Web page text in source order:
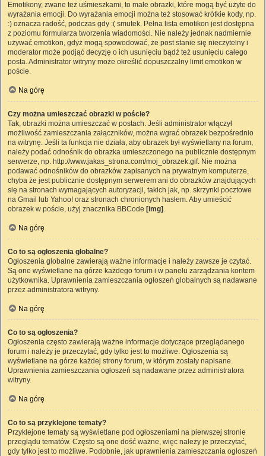
Emotikony, zwane też uśmieszkami, to małe obrazki, które mogą być użyte do
wyrażania emocji. Do wyrażania emocji można też stosować krótkie kody, np.
:) oznacza radość, podczas gdy :( smutek. Pełna lista emotikon jest dostępna
z poziomu formularza tworzenia wiadomości. Nie należy jednak nadmiernie
używać emotikon, gdyż mogą spowodować, że post stanie się nieczytelny i
moderator może podjąć decyzję o ich usunięciu bądź też usunięciu całego
posta. Administrator witryny może określić dopuszczalny limit emotikon w
poście.
Na górę
Czy można umieszczać obrazki w poście?
Tak, obrazki można umieszczać w postach. Jeśli administrator włączył
możliwość zamieszczania załączników, można wgrać obrazek bezpośrednio
na witrynę. Jeśli ta funkcja nie działa, aby obrazek był wyświetlany na forum,
należy podać odnośnik do obrazka umieszczonego na publicznie dostępnym
serwerze, np. http://www.jakas_strona.com/moj_obrazek.gif. Nie można
podawać odnośników do obrazków zapisanych na prywatnym komputerze,
chyba że jest publicznie dostępnym serwerem ani do obrazków znajdujących
się na stronach wymagających autoryzacji, takich jak, np. skrzynki pocztowe
na Gmail lub Yahoo! oraz stronach chronionych hasłem. Aby umieścić
obrazek w poście, użyj znacznika BBCode [img] .
Na górę
Co to są ogłoszenia globalne?
Ogłoszenia globalne zawierają ważne informacje i należy zawsze je czytać.
Są one wyświetlane na górze każdego forum i w panelu zarządzania kontem
użytkownika. Uprawnienia zamieszczania ogłoszeń globalnych są nadawane
przez administratora witryny.
Na górę
Co to są ogłoszenia?
Ogłoszenia często zawierają ważne informacje dotyczące przeglądanego
forum i należy je przeczytać, gdy tylko jest to możliwe. Ogłoszenia są
wyświetlane na górze każdej strony forum, w którym zostały napisane.
Uprawnienia zamieszczania ogłoszeń są nadawane przez administratora
witryny.
Na górę
Co to są przyklejone tematy?
Przyklejone tematy są wyświetlane pod ogłoszeniami na pierwszej stronie
przeglądu tematów. Często są one dość ważne, więc należy je przeczytać,
gdy tylko jest to możliwe. Podobnie, jak uprawnienia zamieszczania ogłoszeń